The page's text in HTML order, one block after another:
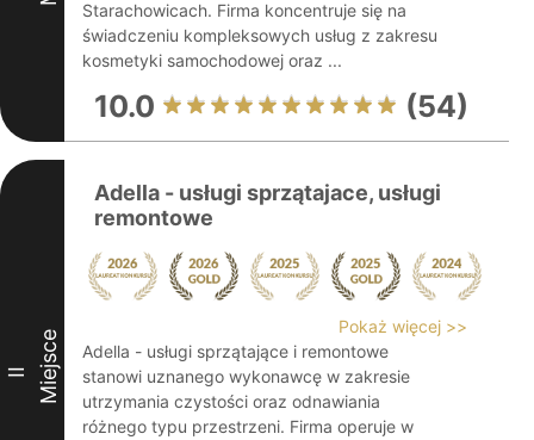
Starachowicach. Firma koncentruje się na
świadczeniu kompleksowych usług z zakresu
kosmetyki samochodowej oraz ...
10.0 (54)
II Miejsce
Adella - usługi sprzątajace, usługi
remontowe
Pokaż więcej >>
Adella - usługi sprzątające i remontowe
stanowi uznanego wykonawcę w zakresie
utrzymania czystości oraz odnawiania
różnego typu przestrzeni. Firma operuje w